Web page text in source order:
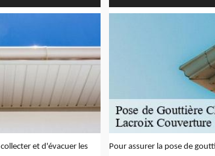
et d'évacuer les
Pour assurer la pose de